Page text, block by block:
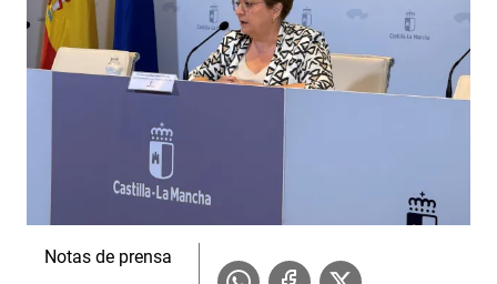
Notas de prensa